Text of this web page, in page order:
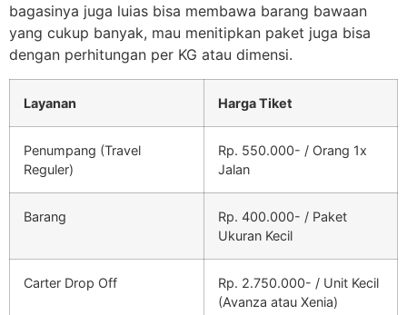
bagasinya juga luias bisa membawa barang bawaan
yang cukup banyak, mau menitipkan paket juga bisa
dengan perhitungan per KG atau dimensi.
Layanan Harga Tiket
Penumpang (Travel
Reguler)
Rp. 550.000- / Orang 1x
Jalan
Barang
Rp. 400.000- / Paket
Ukuran Kecil
Carter Drop Off
Rp. 2.750.000- / Unit Kecil
(Avanza atau Xenia)